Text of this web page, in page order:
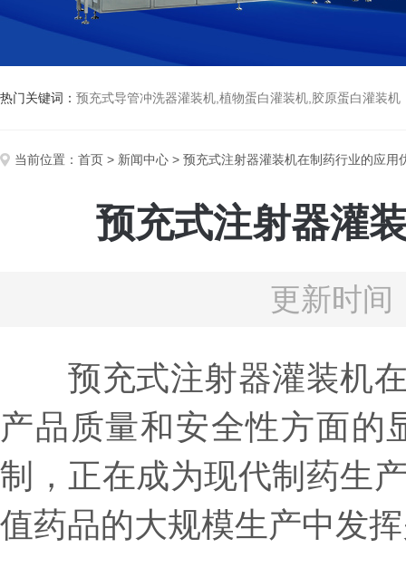
热门关键词： 预充式导管冲洗器灌装机,植物蛋白灌装机,胶原蛋白灌装机
当前位置： 首页 > 新闻中心 > 预充式注射器灌装机在制药行业的应用
预充式注射器灌
更新时
预充式注射器灌装机在
产品质量和安全性方面的
制，正在成为现代制药生
值药品的大规模生产中发